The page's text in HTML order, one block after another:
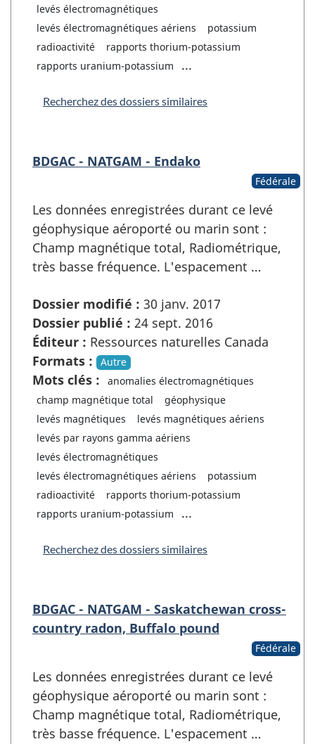
levés électromagnétiques
levés électromagnétiques aériens
potassium
radioactivité
rapports thorium-potassium
rapports uranium-potassium
...
Recherchez des dossiers similaires
BDGAC - NATGAM - Endako
Fédérale
Les données enregistrées durant ce levé
géophysique aéroporté ou marin sont :
Champ magnétique total, Radiométrique,
très basse fréquence. L'espacement …
Dossier modifié : 30 janv. 2017
Dossier publié : 24 sept. 2016
Éditeur : Ressources naturelles Canada
Formats :
Autre
Mots clés :
anomalies électromagnétiques
champ magnétique total
géophysique
levés magnétiques
levés magnétiques aériens
levés par rayons gamma aériens
levés électromagnétiques
levés électromagnétiques aériens
potassium
radioactivité
rapports thorium-potassium
rapports uranium-potassium
...
Recherchez des dossiers similaires
BDGAC - NATGAM - Saskatchewan cross-
country radon, Buffalo pound
Fédérale
Les données enregistrées durant ce levé
géophysique aéroporté ou marin sont :
Champ magnétique total, Radiométrique,
très basse fréquence. L'espacement …